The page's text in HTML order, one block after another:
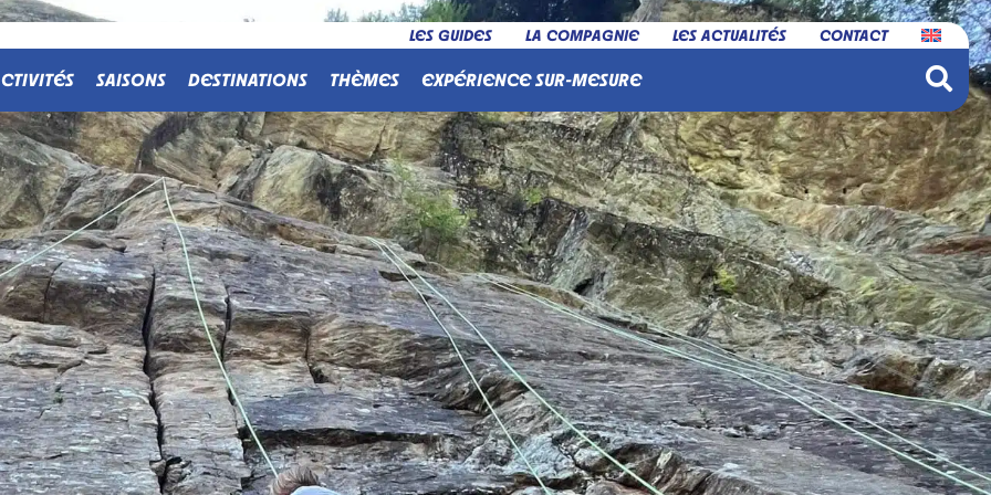
LES GUIDES LA COMPAGNIE LES ACTUALITÉS CONTACT
SAISONS DESTINATIONS THÈMES EXPÉRIENCE SUR-MESURE